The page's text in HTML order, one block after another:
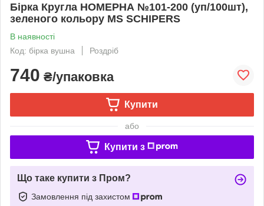
Бірка Кругла НОМЕРНА №101-200 (уп/100шт),
зеленого кольору MS SCHIPERS
В наявності
Код: бірка вушна
Роздріб
740 ₴/упаковка
Купити
або
Купити з
Що таке купити з Пром?
Замовлення під захистом